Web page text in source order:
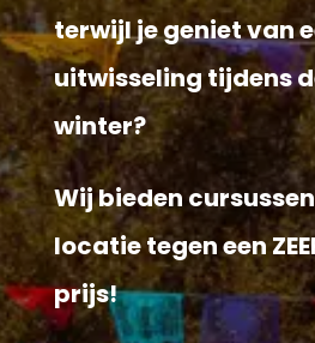
terwijl je geniet van
uitwisseling tijdens
winter?
Wij bieden
locatie tegen een
prijs!